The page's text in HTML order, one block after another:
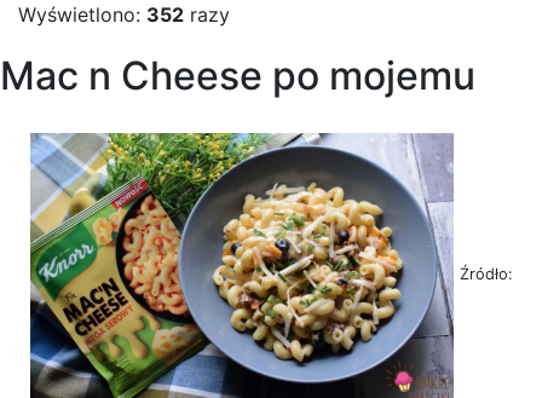
Wyświetlono: 352 razy
Mac n Cheese po mojemu
Źródło: